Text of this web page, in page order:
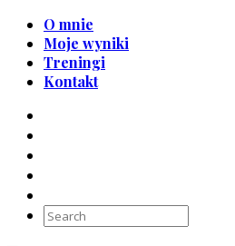
O mnie
Moje wyniki
Treningi
Kontakt